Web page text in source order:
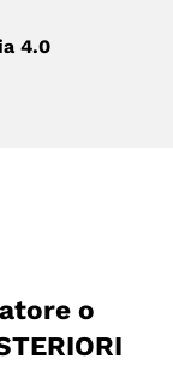
4.0
o